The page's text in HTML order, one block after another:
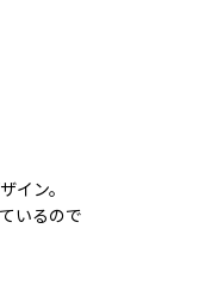
イン。
いるので